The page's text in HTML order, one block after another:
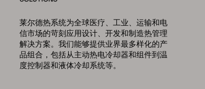
莱尔德热系统为全球医疗、工业、运输和电
信市场的苛刻应用设计、开发和制造热管理
解决方案。我们能够提供业界最多样化的产
品组合，包括从主动热电冷却器和组件到温
度控制器和液体冷却系统等。